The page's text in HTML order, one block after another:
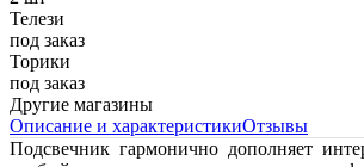
Телези
под заказ
Торики
под заказ
Другие магазины
Описание и характеристикиОтзывы
Подсвечник гармонично дополняет